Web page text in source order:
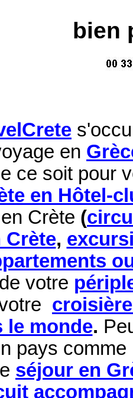
bien
en
ce soit pour
en Hôtel-
Crète (
Crète,
votre
le monde.
pays
séjour en